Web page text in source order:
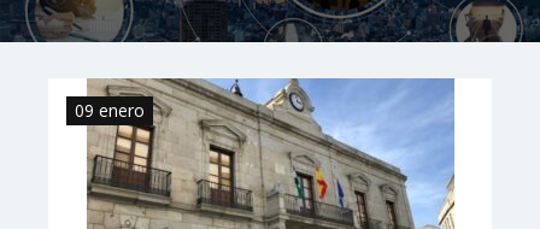
09 enero